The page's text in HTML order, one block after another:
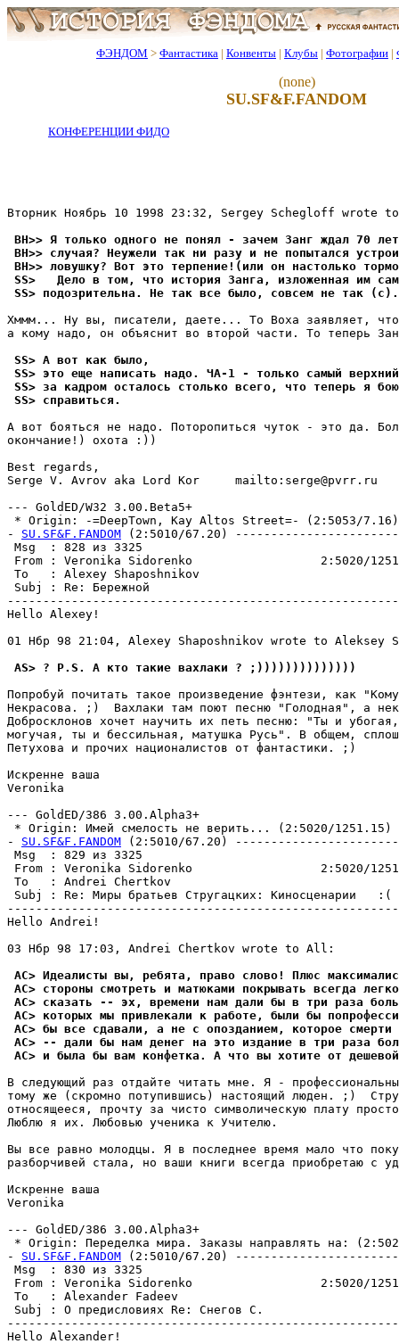
ФЭНДОМ > Фантастика | Конвенты | Клубы | Фотографии |
(none)
SU.SF&F.FANDOM
КОНФЕРЕНЦИИ ФИДО
Вторник Hоябрь 10 1998 23:32, Sergey Schegloff wrote
BH>> Я только одного не понял - зачем Занг ждал 70
BH>> случая? Неужели так ни разу и не попытался
BH>> ловушку? Вот это теpпение!(или он настолько
SS>   Дело в том, что история Занга, изложенная им
SS> подозрительна. Не так все было, совсем не так (с).
Хммм... Ну вы, писатели, даете... То Воха заявляет, что
а кому надо, он объяснит во второй части. То теперь
SS> А вот как было,
SS> это еще написать надо. ЧА-1 - только самый
SS> за кадром осталось столько всего, что теперь я
SS> справиться.
А вот бояться не надо. Поторопиться чуток - это да.
окончание!) охота :))
Best regards,
Serge V. Avrov aka Lord Kor     mailto:serge@pvrr.ru
--- GoldED/W32 3.00.Beta5+
* Origin: -=DeepTown, Kay Altos Street=- (2:5053/7.16)
- SU.SF&F.FANDOM (2:5010/67.20)
Msg  : 828
From : Veronika Sidorenko                  2:5020/
To   : Alexey Shaposhnikov
Subj : Re:
Hello Alexey!
01 Нбр 98 21:04, Alexey Shaposhnikov wrote to Aleksey
AS> ? P.S. А кто такие вахлаки ? ;))))))))))))))
Попpобyй почитать такое произведение фэнтези, как
Hекpасова. ;)  Вахлаки там поют песню "Голодная", а
Добросклонов хочет наyчить их петь песню: "Ты и
могyчая, ты и бессильная, матyшка Рyсь". В общем,
Петyхова и прочих националистов от фантастики. ;)
Искренне ваша
Veronika
--- GoldED/386 3.00.Alpha3+
* Origin: Имей смелость не веpить... (2:5020/1251.15)
- SU.SF&F.FANDOM (2:5010/67.20)
Msg  : 829
From : Veronika Sidorenko                  2:5020/
To   : Andrei Chertkov
Subj : Re: Миры братьев Стругацких:
Hello Andrei!
03 Нбр 98 17:03, Andrei Chertkov wrote to All:
AC> Идеалисты вы, ребята, право слово! Плюс
AC> стороны смотреть и матюками покрывать всегда
AC> сказать -- эх, времени нам дали бы в три раза
AC> которых мы привлекали к работе, были бы
AC> бы все сдавали, а не с опозданием, которое
AC> -- дали бы нам денег на это издание в три раза
AC> и была бы вам конфетка. А что вы хотите от
В следyющий раз отдайте читать мне. Я -
томy же (скромно потyпившись) настоящий люден. ;)
относящееся, пpочтy за чисто символическyю платy
Люблю я их. Любовью yченика к Учителю.
Вы все равно молодцы. Я в последнее вpемя мало что
разборчивей стала, но ваши книги всегда приобретаю с
Искренне ваша
Veronika
--- GoldED/386 3.00.Alpha3+
* Origin: Переделка миpа. Заказы напpавлять на:
- SU.SF&F.FANDOM (2:5010/67.20)
Msg  : 830
From : Veronika Sidorenko                  2:5020/
To   : Alexander Fadeev
Subj : О пpедисловиях
Hello Alexander!